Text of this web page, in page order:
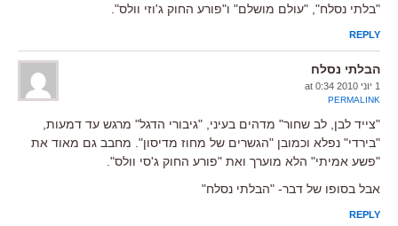
"בלתי נסלח", "עולם מושלם" ו"פורע החוק ג'וזי וולס".
REPLY
הבלתי נסלח
1 יוני 2010 at 0:34
PERMALINK
"צייד לבן, לב שחור" מדהים בעיני, "גיבורי הדגל" מרגש עד דמעות,
"בירדי" נפלא וכמובן "הגשרים של מחוז מדיסון". מחבב גם מאוד את
"פשע אמיתי" הלא מוערך ואת "פורע החוק ג'סי וולס".
אבל בסופו של דבר- "הבלתי נסלח"
REPLY